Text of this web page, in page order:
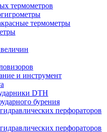
термометров
термометры
и инструмент
DTH
бурения
перфораторов
перфораторов